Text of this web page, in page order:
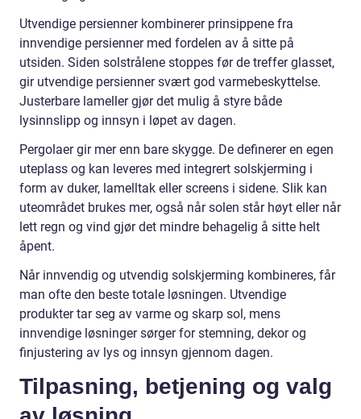
Utvendige persienner kombinerer prinsippene fra
innvendige persienner med fordelen av å sitte på
utsiden. Siden solstrålene stoppes før de treffer glasset,
gir utvendige persienner svært god varmebeskyttelse.
Justerbare lameller gjør det mulig å styre både
lysinnslipp og innsyn i løpet av dagen.
Pergolaer gir mer enn bare skygge. De definerer en egen
uteplass og kan leveres med integrert solskjerming i
form av duker, lamelltak eller screens i sidene. Slik kan
uteområdet brukes mer, også når solen står høyt eller når
lett regn og vind gjør det mindre behagelig å sitte helt
åpent.
Når innvendig og utvendig solskjerming kombineres, får
man ofte den beste totale løsningen. Utvendige
produkter tar seg av varme og skarp sol, mens
innvendige løsninger sørger for stemning, dekor og
finjustering av lys og innsyn gjennom dagen.
Tilpasning, betjening og valg